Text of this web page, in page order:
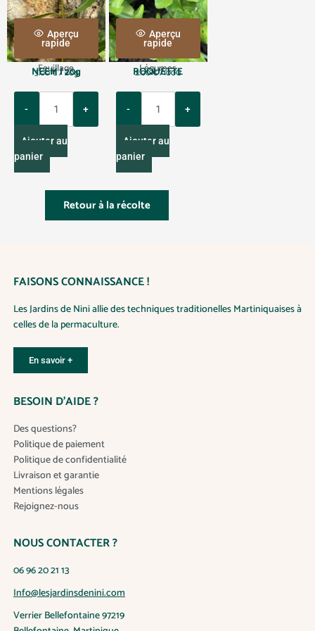
Aperçu
rapide
Feuillage
NEEM | 20g
3.00€/ 20g
a
t
i
Ajouter au
panier
Aperçu
rapide
Légumes
ROQUETTE
2.00€/100G
a
t
i
t
y
Ajouter au
panier
Retour à la récolte
FAISONS CONNAISSANCE !
Les Jardins de Nini allie des techniques traditionelles Martiniquaises à
celles de la permaculture.
En savoir +
BESOIN D’AIDE ?
Des questions?
Politique de paiement
Politique de confidentialité
Livraison et garantie
Mentions légales
Rejoignez-nous
NOUS CONTACTER ?
06 96 20 21 13
Info@lesjardinsdenini.com
Verrier Bellefontaine 97219